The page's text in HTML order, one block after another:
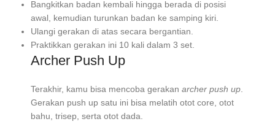
Bangkitkan badan kembali hingga berada di posisi
awal, kemudian turunkan badan ke samping kiri.
Ulangi gerakan di atas secara bergantian.
Praktikkan gerakan ini 10 kali dalam 3 set.
Archer Push Up
Terakhir, kamu bisa mencoba gerakan archer push up
Gerakan push up satu ini bisa melatih otot core, otot
bahu, trisep, serta otot dada.